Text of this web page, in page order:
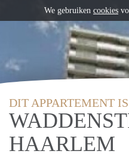
DIT APPARTEMENT
HAARLEM
We gebruiken cookies